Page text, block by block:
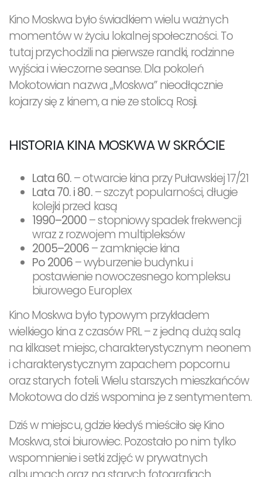
Kino Moskwa było świadkiem wielu ważnych
momentów w życiu lokalnej społeczności. To
tutaj przychodzili na pierwsze randki, rodzinne
wyjścia i wieczorne seanse. Dla pokoleń
Mokotowian nazwa „Moskwa” nieodłącznie
kojarzy się z kinem, a nie ze stolicą Rosji.
HISTORIA KINA MOSKWA W SKRÓCIE
Lata 60.– otwarcie kina przy Puławskiej 17/21
Lata 70. i 80.– szczyt popularności, długie
kolejki przed kasą
1990–2000– stopniowy spadek frekwencji
wraz z rozwojem multipleksów
2005–2006– zamknięcie kina
Po 2006– wyburzenie budynku i
postawienie nowoczesnego kompleksu
biurowego Europlex
Kino Moskwa było typowym przykładem
wielkiego kina z czasów PRL – z jedną dużą salą
na kilkaset miejsc, charakterystycznym neonem
i charakterystycznym zapachem popcornu
oraz starych foteli. Wielu starszych mieszkańców
Mokotowa do dziś wspomina je z sentymentem.
Dziś w miejscu, gdzie kiedyś mieściło się Kino
Moskwa, stoi biurowiec. Pozostało po nim tylko
wspomnienie i setki zdjęć w prywatnych